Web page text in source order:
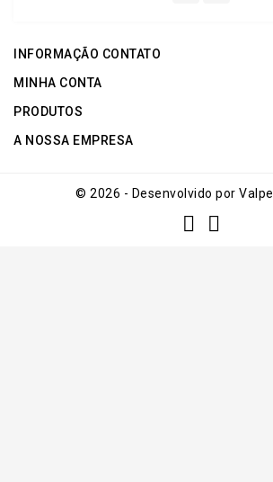
INFORMAÇÃO CONTATO
MINHA CONTA
PRODUTOS
A NOSSA EMPRESA
© 2026 - Desenvolvido por